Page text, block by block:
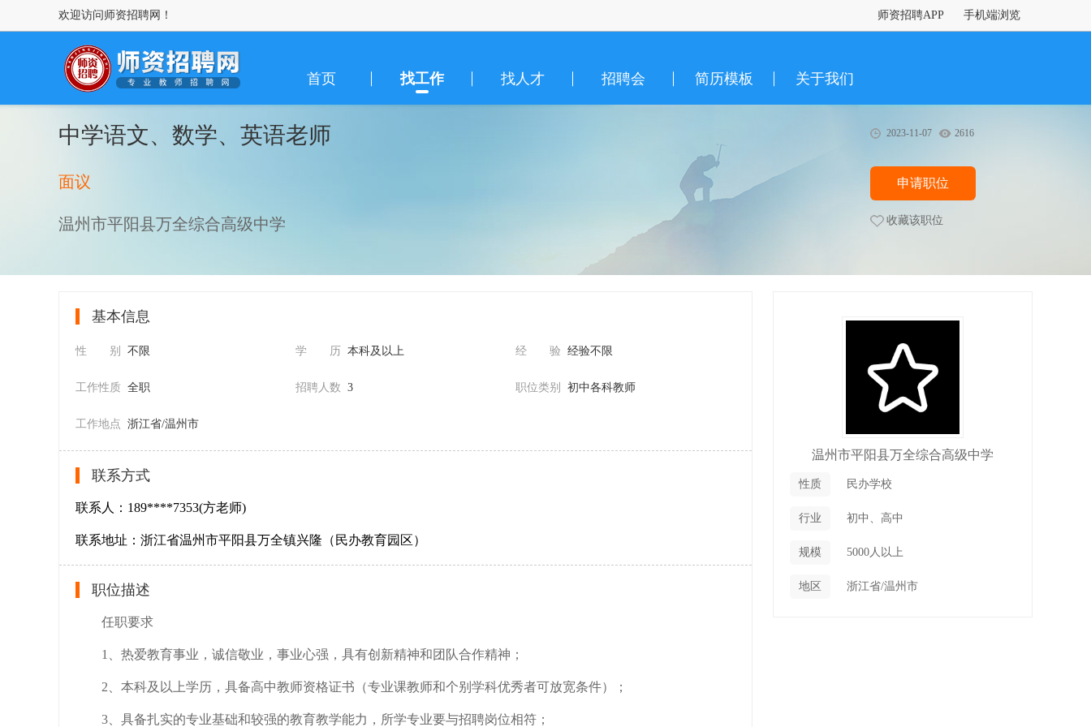
欢迎访问师资招聘网！ 师资招聘APP 手机端浏览
首页 找工作 找人才 招聘会 简历模板 关于我们
中学语文、数学、英语老师
面议
温州市平阳县万全综合高级中学
2023-11-07 2616
申请职位
收藏该职位
基本信息
性 别 不限 学 历 本科及以上 经 验 经验不限
工作性质 全职 招聘人数 3 职位类别 初中各科教师
工作地点 浙江省/温州市
联系方式
联系人：189****7353(方老师)
联系地址：浙江省温州市平阳县万全镇兴隆（民办教育园区）
职位描述
任职要求
1、热爱教育事业，诚信敬业，事业心强，具有创新精神和团队合作精神；
2、本科及以上学历，具备高中教师资格证书（专业课教师和个别学科优秀者可放宽条件）；
3、具备扎实的专业基础和较强的教育教学能力，所学专业要与招聘岗位相符；
温州市平阳县万全综合高级中学
性质 民办学校
行业 初中、高中
规模 5000人以上
地区 浙江省/温州市